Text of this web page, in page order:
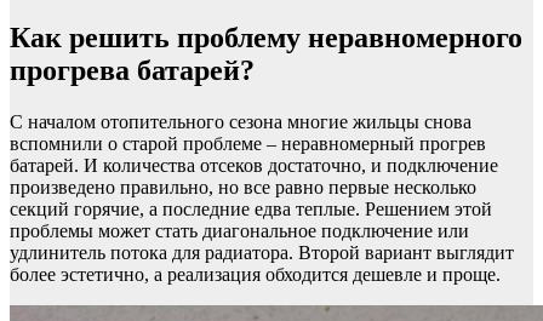
Как решить проблему неравномерного
прогрева батарей?
С началом отопительного сезона многие жильцы снова
вспомнили о старой проблеме – неравномерный прогрев
батарей. И количества отсеков достаточно, и подключение
произведено правильно, но все равно первые несколько
секций горячие, а последние едва теплые. Решением этой
проблемы может стать диагональное подключение или
удлинитель потока для радиатора. Второй вариант выглядит
более эстетично, а реализация обходится дешевле и проще.